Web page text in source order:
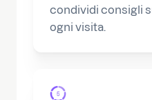
condividi consigli
ogni visita.